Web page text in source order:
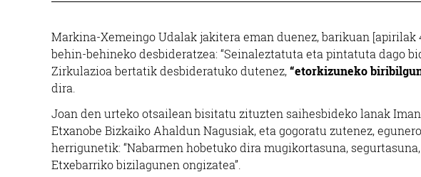
Markina-Xemeingo Udalak jakitera eman duenez, barikuan
behin-behineko desbideratzea: “Seinaleztatuta eta pintatuta dago
Zirkulazioa bertatik desbideratuko dutenez,“etorkizuneko
dira.
Joan den urteko otsailean bisitatu zituzten saihesbideko lanak
Etxanobe Bizkaiko Ahaldun Nagusiak, eta gogoratu zutenez, egunero
herrigunetik: “Nabarmen hobetuko dira mugikortasuna,
Etxebarriko bizilagunen ongizatea”.